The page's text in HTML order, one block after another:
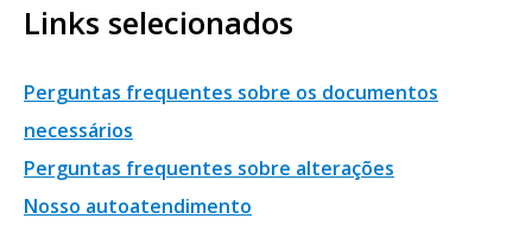
Links selecionados
Perguntas frequentes sobre os documentos
necessários
Perguntas frequentes sobre alterações
Nosso autoatendimento